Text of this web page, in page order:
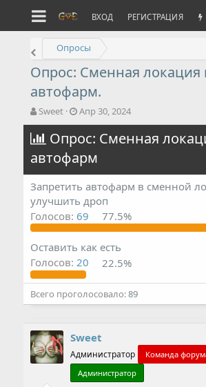
ВХОД РЕГИСТРАЦИЯ
Опросы
Опрос: Сменная локация
автофарм.
А
в
т
о
р
т
е
м
ы
Sweet
Д
а
т
а
н
а
ч
л
а
Апр 30, 2024
Опрос: Сменная
автофарм
Запретить автофарм в сменной
улучшить дроп
Голосов: 69 77.5%
Оставить как есть
Голосов: 20 22.5%
Всего проголосовало 89
Sweet
Администратор
Команда
Администратор